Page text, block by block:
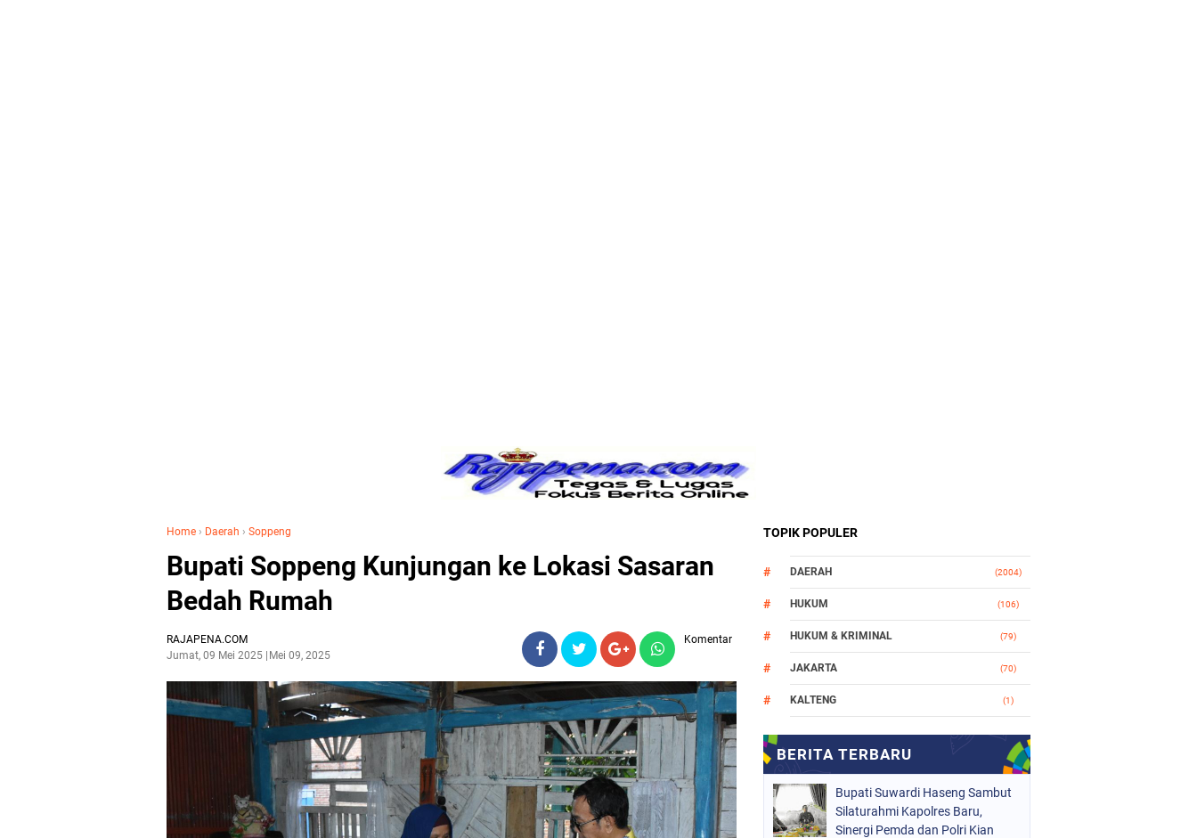
Home › Daerah › Soppeng
Bupati Soppeng Kunjungan ke Lokasi Sasaran
Bedah Rumah
RAJAPENA.COM
Jumat, 09 Mei 2025
Mei 09, 2025
Komentar
TOPIK POPULER
DAERAH (2004)
HUKUM (106)
HUKUM & KRIMINAL (79)
JAKARTA (70)
KALTENG (1)
MAKASSAR
(748)
ORGANISASI (162)
PERISTIWA
Bupati Suwardi Haseng Sambut
Silaturahmi Kapolres Baru,
Sinergi Pemda dan Polri Kian